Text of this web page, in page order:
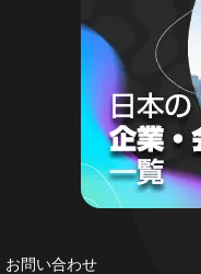
お問い合わせ